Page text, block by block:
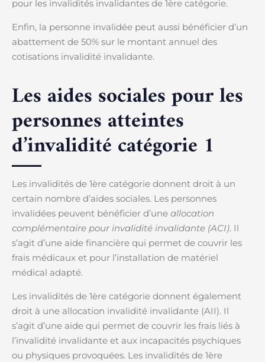
pour les invalidités invalidantes de 1ère catégorie.
Enfin, la personne invalidée peut aussi bénéficier d’un
abattement de 50% sur le montant annuel des
cotisations invalidité invalidante.
Les aides sociales pour les
personnes atteintes
d’invalidité catégorie 1
Les invalidités de 1ère catégorie donnent droit à un
certain nombre d’aides sociales. Les personnes
invalidées peuvent bénéficier d’une allocation
complémentaire pour invalidité invalidante (ACI). Il
s’agit d’une aide financière qui permet de couvrir les
frais médicaux et pour l’installation de matériel
médical adapté.
Les invalidités de 1ère catégorie donnent également
droit à une allocation invalidité invalidante (AII). Il
s’agit d’une aide qui permet de couvrir les frais liés à
l’invalidité invalidante et aux incapacités psychiques
ou physiques provoquées. Les invalidités de 1ère